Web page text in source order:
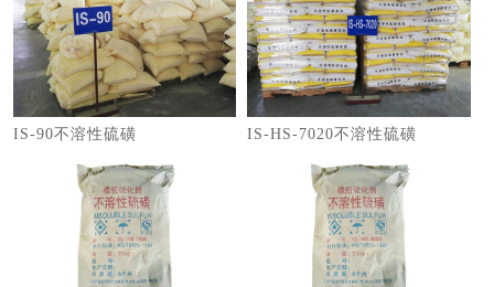
IS-90不溶性硫磺 IS-HS-7020不溶性硫磺